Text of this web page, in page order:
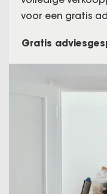
voor een gratis
Gratis